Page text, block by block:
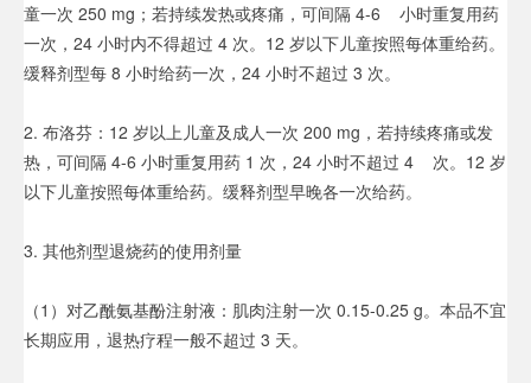
童一次 250 mg；若持续发热或疼痛，可间隔 4-6 小时重复用药
一次，24 小时内不得超过 4 次。12 岁以下儿童按照每体重给药。
缓释剂型每 8 小时给药一次，24 小时不超过 3 次。
2. 布洛芬：12 岁以上儿童及成人一次 200 mg，若持续疼痛或发
热，可间隔 4-6 小时重复用药 1 次，24 小时不超过 4 次。12 岁
以下儿童按照每体重给药。缓释剂型早晚各一次给药。
3. 其他剂型退烧药的使用剂量
（1）对乙酰氨基酚注射液：肌肉注射一次 0.15-0.25 g。本品不宜
长期应用，退热疗程一般不超过 3 天。